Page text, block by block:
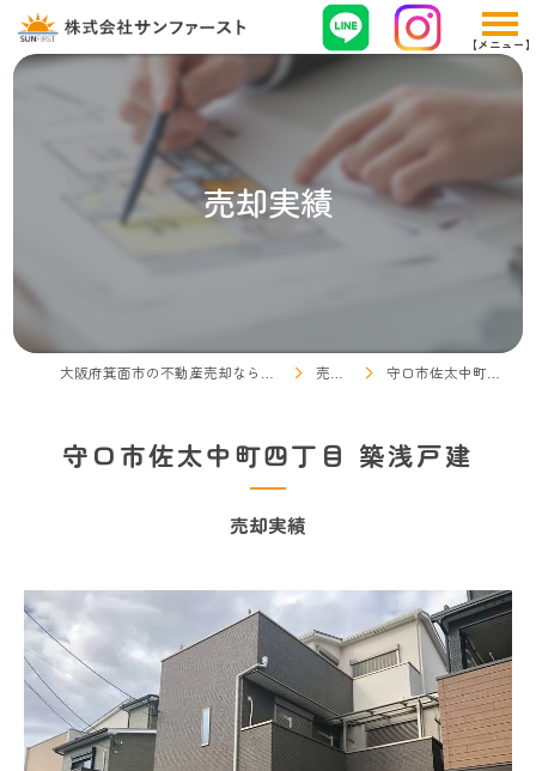
売却実績
売却実績 守口市佐太中町四丁目 築浅戸建
売却実績
守口市佐太中町四丁目 築浅戸建